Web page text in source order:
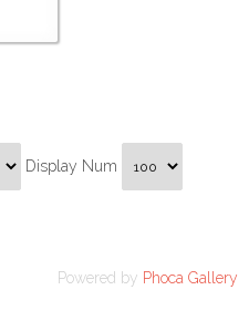
Display Num
Powered by Phoca Gallery